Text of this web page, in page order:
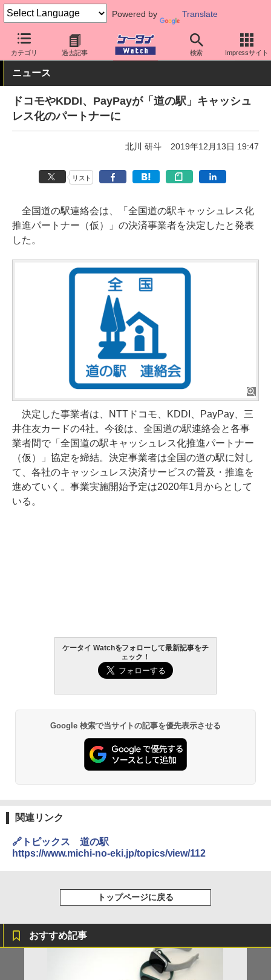
Powered by Translate
カテゴリ 過去記事 検索 Impressサイト
ケータイ Watch キャリア ドコモ アプリ・サービス
ニュース
ドコモやKDDI、PayPayが「道の駅」キャッシュ
レス化のパートナーに
北川 研斗 2019年12月13日 19:47
リスト
全国道の駅連絡会は、「全国道の駅キャッシュレス化
推進パートナー（仮）」の決済事業者を決定したと発表
した。
決定した事業者は、NTTドコモ、KDDI、PayPay、三
井住友カードの4社。今後は、全国道の駅連絡会と各事
業者間で「全国道の駅キャッシュレス化推進パートナー
（仮）」協定を締結。決定事業者は全国の道の駅に対し
て、各社のキャッシュレス決済サービスの普及・推進を
進めていく。事業実施開始予定は2020年1月からとして
いる。
ケータイ Watchをフォローして最新記事をチ
ェック！
Google 検索で当サイトの記事を優先表示させる
関連リンク
🔗トピックス 道の駅
https://www.michi-no-eki.jp/topics/view/112
トップページに戻る
おすすめ記事